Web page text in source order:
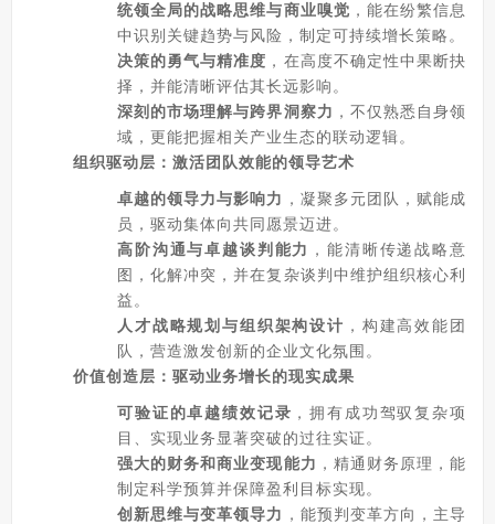
统领全局的战略思维与商业嗅觉 ，能在纷繁信息
中识别关键趋势与风险，制定可持续增长策略。
决策的勇气与精准度 ，在高度不确定性中果断抉
择，并能清晰评估其长远影响。
深刻的市场理解与跨界洞察力 ，不仅熟悉自身领
域，更能把握相关产业生态的联动逻辑。
组织驱动层：激活团队效能的领导艺术
卓越的领导力与影响力 ，凝聚多元团队，赋能成
员，驱动集体向共同愿景迈进。
高阶沟通与卓越谈判能力 ，能清晰传递战略意
图，化解冲突，并在复杂谈判中维护组织核心利
益。
人才战略规划与组织架构设计 ，构建高效能团
队，营造激发创新的企业文化氛围。
价值创造层：驱动业务增长的现实成果
可验证的卓越绩效记录 ，拥有成功驾驭复杂项
目、实现业务显著突破的过往实证。
强大的财务和商业变现能力 ，精通财务原理，能
制定科学预算并保障盈利目标实现。
创新思维与变革领导力 ，能预判变革方向，主导